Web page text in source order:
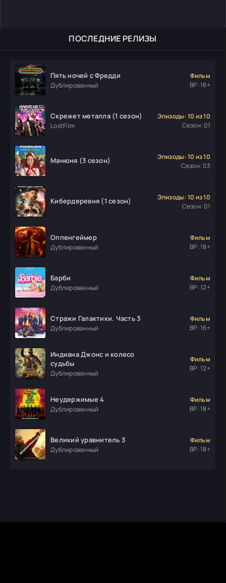
ПОСЛЕДНИЕ РЕЛИЗЫ
Пять ночей с Фредди
Дублированный
Фильм
ВР: 16+
Скрежет металла (1 сезон)
LostFilm
Эпизоды: 10 из 10
Сезон: 01
Манюня (3 сезон)
Эпизоды: 10 из 10
Сезон: 03
Кибердеревня (1 сезон)
Эпизоды: 10 из 10
Сезон: 01
Оппенгеймер
Дублированный
Фильм
ВР: 18+
Барби
Дублированный
Фильм
ВР: 12+
Стражи Галактики. Часть 3
Дублированный
Фильм
ВР: 16+
Индиана Джонс и колесо
судьбы
Дублированный
Фильм
ВР: 12+
Неудержимые 4
Дублированный
Фильм
ВР: 18+
Великий уравнитель 3
Дублированный
Фильм
ВР: 18+